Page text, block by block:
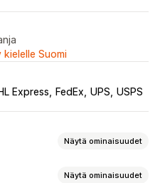
Suomi
Express FedEx UPS USPS
Näytä ominaisuudet
Näytä ominaisuudet